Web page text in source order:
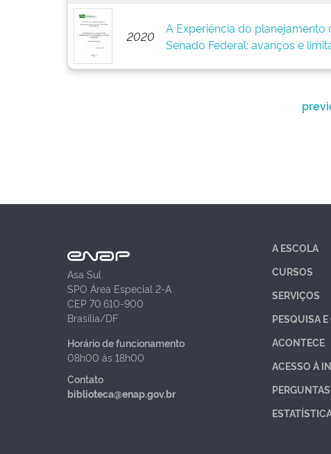
2020
A Experiência do
Senado Federal: avanços e
Asa Sul
SPO Área Especial 2-A
CEP 70.610-900
Brasília/DF
Horário de funcionamento
08h00 às 18h00
Contato
biblioteca@enap.gov.br
A ESCOLA
CURSOS
SERVIÇOS
PESQUISA
ACONTECE
ACESSO À